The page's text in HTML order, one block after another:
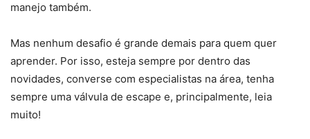
manejo também.
Mas nenhum desafio é grande demais para quem quer
aprender. Por isso, esteja sempre por dentro das
novidades, converse com especialistas na área, tenha
sempre uma válvula de escape e, principalmente, leia
muito!